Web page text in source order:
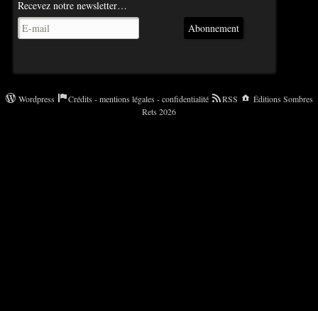
Recevez notre newsletter…
Abonnement
Wordpress Crédits - mentions légales - confidentialité RSS
Éditions Sombres
Rets 2026